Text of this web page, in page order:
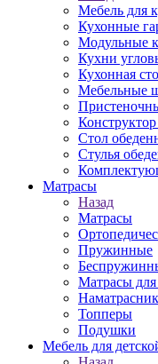
Мебель для
Кухонные
Модульные
Кухни
Кухонная
Мебельные
Стол
Стулья
Матраcы
Назад
Матраcы
Пружинные
Матрасы для
Топперы
Подушки
Мебель для